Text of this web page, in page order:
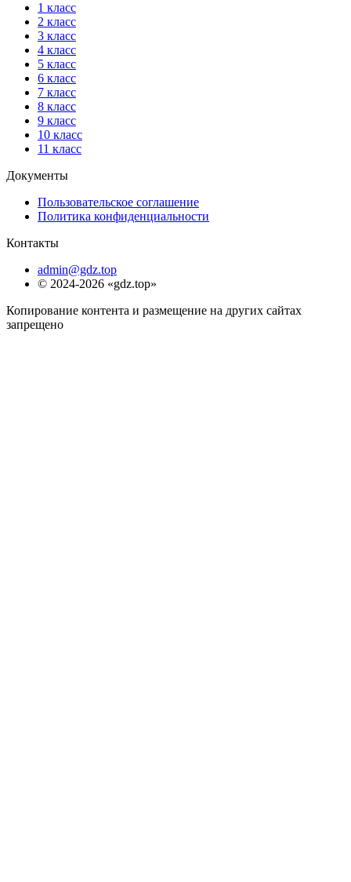
1 класс
2 класс
3 класс
4 класс
5 класс
6 класс
7 класс
8 класс
9 класс
10 класс
11 класс
Документы
Пользовательское соглашение
Политика конфиденциальности
Контакты
admin@gdz.top
© 2024-2026 «gdz.top»
Копирование контента и размещение на других сайтах
запрещено